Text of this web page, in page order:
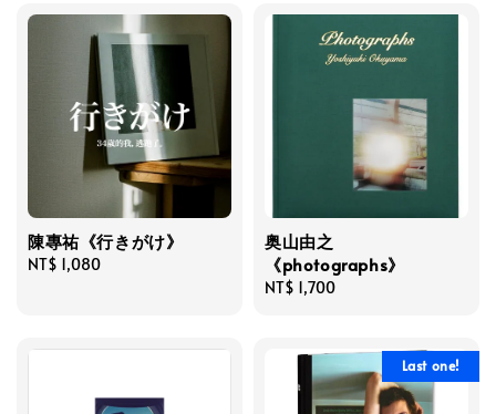
陳專祐《行きがけ》
Regular
NT$ 1,080
奥山由之
《photographs》
Regular
NT$ 1,700
Last one!